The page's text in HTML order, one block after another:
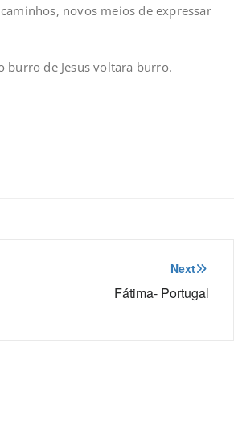
novos meios de expressar
burro de Jesus voltara burro.
Next
Fátima- Portugal